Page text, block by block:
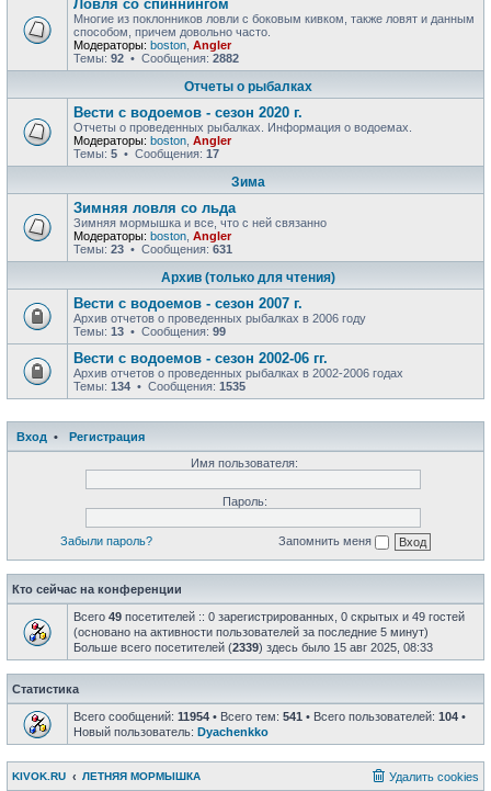
Ловля со спиннингом
Многие из поклонников ловли с боковым кивком, также ловят и данным
способом, причем довольно часто.
Модераторы: boston Angler
Темы: 92 • Сообщения: 2882
Отчеты о рыбалках
Вести с водоемов - сезон 2020 г.
Отчеты о проведенных рыбалках. Информация о водоемах.
Модераторы: boston Angler
Темы: 5 • Сообщения: 17
Зима
Зимняя ловля со льда
Зимняя мормышка и все, что с ней связанно
Модераторы: boston Angler
Темы: 23 • Сообщения: 631
Архив (только для чтения)
Вести с водоемов - сезон 2007 г.
Архив отчетов о проведенных рыбалках в 2006 году
Темы: 13 • Сообщения: 99
Вести с водоемов - сезон 2002-06 гг.
Архив отчетов о проведенных рыбалках в 2002-2006 годах
Темы: 134 • Сообщения: 1535
Вход •
Регистрация
Имя пользователя:
Пароль:
Забыли пароль? Запомнить меня
Кто сейчас на конференции
Всего 49 посетителей :: 0 зарегистрированных, 0 скрытых и 49 гостей
(основано на активности пользователей за последние 5 минут)
Больше всего посетителей (2339) здесь было 15 авг 2025, 08:33
Статистика
Всего сообщений: 11954 • Всего тем: 541 • Всего пользователей: 104 •
Новый пользователь: Dyachenkko
KIVOK.RU ЛЕТНЯЯ МОРМЫШКА Удалить cookies